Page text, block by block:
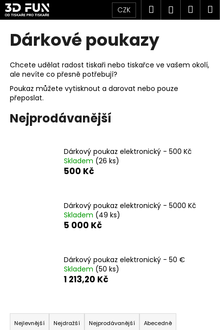
Přejít
na
obsah
CZK Hledat
Dárkové poukazy
Chcete udělat radost tiskaři nebo tiskařce ve vašem okolí,
ale nevíte co přesně potřebují?
Poukaz můžete vytisknout a darovat nebo pouze
přeposlat.
Nejprodávanější
Dárkový poukaz elektronický - 500 Kč
Skladem (26 ks)
500 Kč
Dárkový poukaz elektronický - 5000 Kč
Skladem (49 ks)
5 000 Kč
Dárkový poukaz elektronický - 50 €
Skladem (50 ks)
1 213,20 Kč
Ř
a
Nejlevnější Nejdražší Nejprodávanější Abecedně
K
o
o
p
o
t
ř